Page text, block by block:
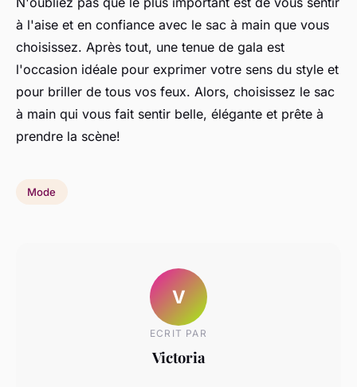
à l'aise et en confiance avec le sac à main que vous
choisissez. Après tout, une tenue de gala est
l'occasion idéale pour exprimer votre sens du style et
pour briller de tous vos feux. Alors, choisissez le sac
à main qui vous fait sentir belle, élégante et prête à
prendre la scène!
Mode
V
ECRIT PAR
Victoria